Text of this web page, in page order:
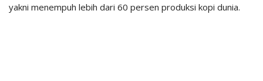
yakni menempuh lebih dari 60 persen produksi kopi dunia.